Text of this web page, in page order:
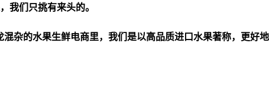
我们只挑有来头的。
杂的水果生鲜电商里，我们是以高品质进口水果著称，更好